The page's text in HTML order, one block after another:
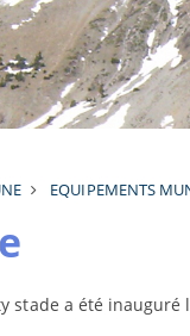
EQUIPEMENTS
stade a été